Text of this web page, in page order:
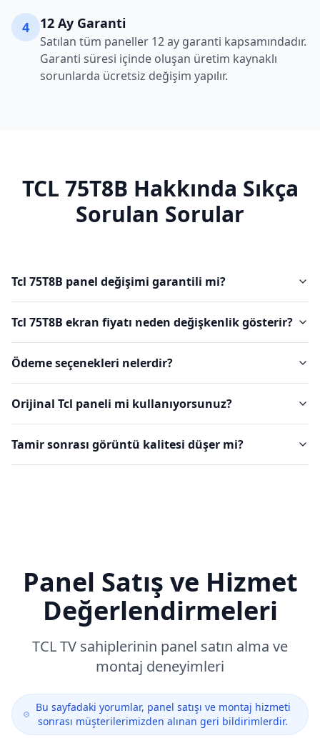
4 12 Ay Garanti
Satılan tüm paneller 12 ay garanti kapsamındadır.
Garanti süresi içinde oluşan üretim kaynaklı
sorunlarda ücretsiz değişim yapılır.
TCL 75T8B Hakkında Sıkça
Sorulan Sorular
Tcl 75T8B panel değişimi garantili mi?
Tcl 75T8B ekran fiyatı neden değişkenlik gösterir?
Ödeme seçenekleri nelerdir?
Orijinal Tcl paneli mi kullanıyorsunuz?
Tamir sonrası görüntü kalitesi düşer mi?
Panel Satış ve Hizmet
Değerlendirmeleri
TCLTV sahiplerinin panel satın alma ve
montaj deneyimleri
Bu sayfadaki yorumlar, panel satışı ve montaj hizmeti
sonrası müşterilerimizden alınan geri bildirimlerdir.